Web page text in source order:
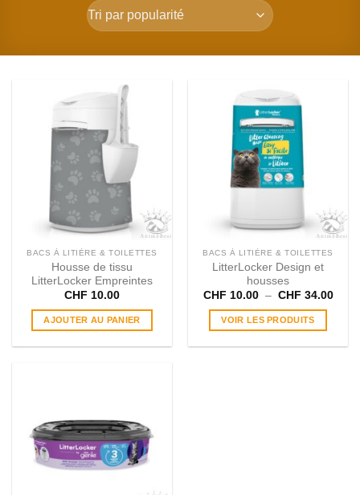
BACS À LITIÈRE & TOILETTES
Housse de tissu
LitterLocker Empreintes
CHF 10.00
AJOUTER AU PANIER
BACS À LITIÈRE & TOILETTES
LitterLocker Design et
housses
CHF 10.00 – CHF 34.00
CHF
VOIR LES PRODUITS